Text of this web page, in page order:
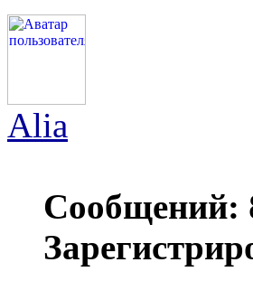
Alia
Сообщений: